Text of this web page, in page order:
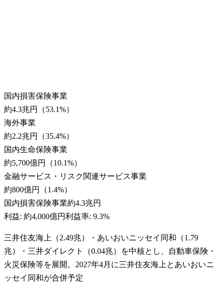
国内損害保険事業
約4.3兆円
（53.1%）
海外事業
約2.2兆円
（35.4%）
国内生命保険事業
約5,700億円
（10.1%）
金融サービス・リスク関連サービス事業
約800億円
（1.4%）
国内損害保険事業約4.3兆円
利益: 約4,000億円利益率: 9.3%
三井住友海上（2.49兆）・あいおいニッセイ同和（1.79
兆）・三井ダイレクト（0.04兆）を中核とし、自動車保険・
火災保険等を展開。2027年4月に三井住友海上とあいおいニ
ッセイ同和が合併予定